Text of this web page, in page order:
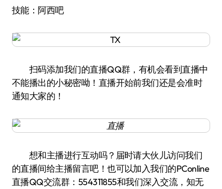
技能：阿西吧
扫码添加我们的直播QQ群，有机会看到直播中
不能播出的小秘密呦！直播开始前我们还是会准时
通知大家的！
想和主播进行互动吗？届时请大伙儿访问我们
的直播间给主播留言吧！也可以加入我们的PConline
直播QQ交流群：554311855和我们深入交流，知无